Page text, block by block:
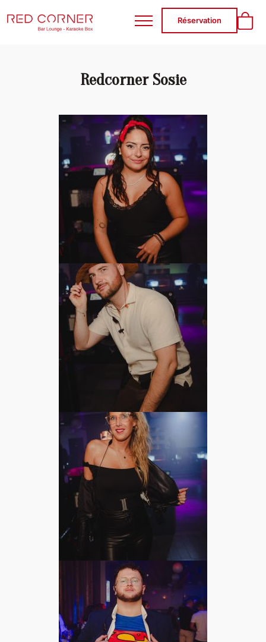
RED CORNER
Réservation
Redcorner Sosie